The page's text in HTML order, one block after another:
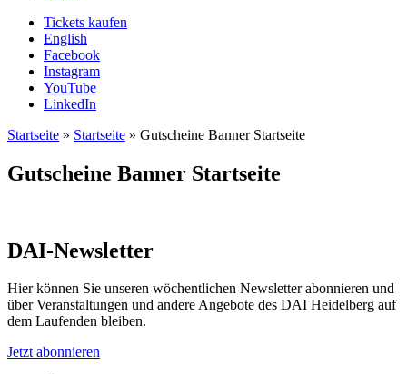
Tickets kaufen
English
Facebook
Instagram
YouTube
LinkedIn
Startseite » Startseite » Gutscheine Banner Startseite
Gutscheine Banner Startseite
DAI-Newsletter
Hier können Sie unseren wöchentlichen Newsletter abonnieren und
über Veranstaltungen und andere Angebote des DAI Heidelberg auf
dem Laufenden bleiben.
Jetzt abonnieren